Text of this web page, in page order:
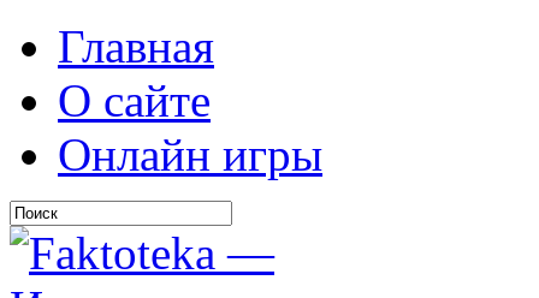
Главная
О сайте
Онлайн игры